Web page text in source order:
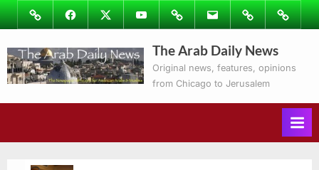
Skip
to
content
ImageFacebookTwitterYoutubePodcastsEmail Subscribe
to
Ray’s
Columns
Contact
The Arab Daily News
Original news, features, opinions
from Chicago to Jerusalem